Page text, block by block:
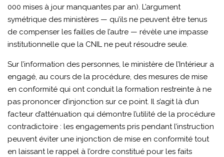
000 mises à jour manquantes par an). L’argument
symétrique des ministères — qu’ils ne peuvent être tenus
de compenser les failles de l’autre — révèle une impasse
institutionnelle que la CNIL ne peut résoudre seule.
Sur l’information des personnes, le ministère de l’Intérieur a
engagé, au cours de la procédure, des mesures de mise
en conformité qui ont conduit la formation restreinte à ne
pas prononcer d’injonction sur ce point. Il s’agit là d’un
facteur d’atténuation qui démontre l’utilité de la procédure
contradictoire : les engagements pris pendant l’instruction
peuvent éviter une injonction de mise en conformité tout
en laissant le rappel à l’ordre constitué pour les faits